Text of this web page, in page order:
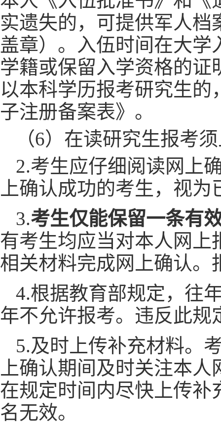
实遗失的，可提供军人
盖章）。入伍时间在大
学籍或保留入学资格的
以本科学历报考研究生
子注册备案表》。
（6）在读研究生报考
2.考生应仔细阅读网上
上确认成功的考生，视
3.考生仅能保留一条有
有考生均应当对本人网上
相关材料完成网上确认。
4.根据教育部规定，往
年不允许报考。违反此规
5.及时上传补充材料。
上确认期间及时关注本
在规定时间内尽快上传补
名无效。